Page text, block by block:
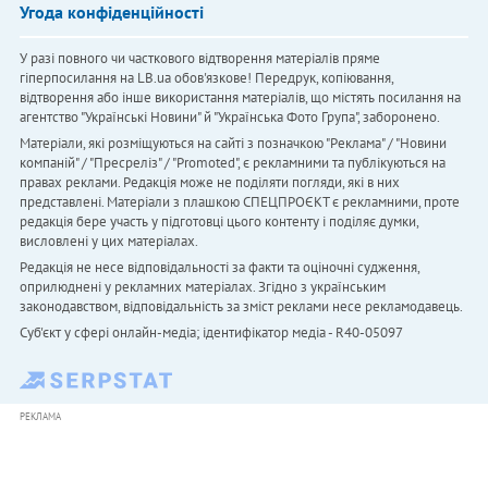
Угода конфіденційності
У разі повного чи часткового відтворення матеріалів пряме
гіперпосилання на LB.ua обов'язкове! Передрук, копіювання,
відтворення або інше використання матеріалів, що містять посилання на
агентство "Українськi Новини" й "Українська Фото Група", заборонено.
Матеріали, які розміщуються на сайті з позначкою "Реклама" / "Новини
компаній" / "Пресреліз" / "Promoted", є рекламними та публікуються на
правах реклами. Редакція може не поділяти погляди, які в них
представлені. Матеріали з плашкою СПЕЦПРОЄКТ є рекламними, проте
редакція бере участь у підготовці цього контенту і поділяє думки,
висловлені у цих матеріалах.
Редакція не несе відповідальності за факти та оціночні судження,
оприлюднені у рекламних матеріалах. Згідно з українським
законодавством, відповідальність за зміст реклами несе рекламодавець.
Cуб'єкт у сфері онлайн-медіа; ідентифікатор медіа - R40-05097
РЕКЛАМА